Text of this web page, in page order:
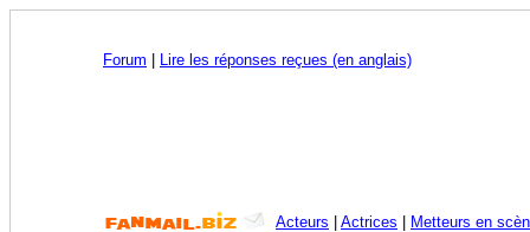
Forum Lire les réponses reçues (en anglais)
Acteurs Actrices
Metteurs en